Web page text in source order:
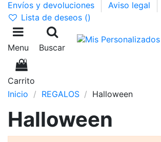
Envíos y devoluciones Aviso legal
Lista de deseos ()
Menu Buscar
0
Carrito
Inicio
REGALOS Halloween
Halloween